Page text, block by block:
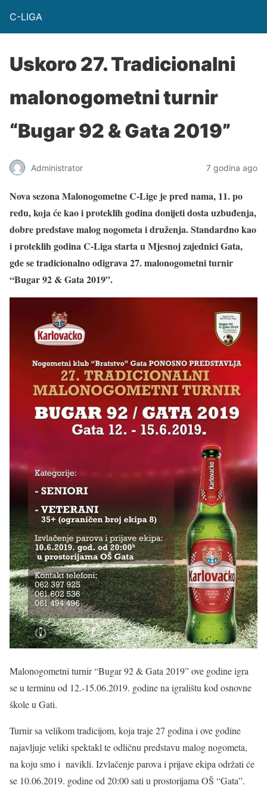
C-LIGA
Uskoro 27. Tradicionalni
malonogometni turnir
“Bugar 92 & Gata 2019”
Administrator 7 godina ago
Nova sezona Malonogometne C-Lige je pred nama, 11. po
redu, koja će kao i proteklih godina donijeti dosta uzbuđenja,
dobre predstave malog nogometa i druženja. Standardno kao
i proteklih godina C-Liga starta u Mjesnoj zajednici Gata,
gde se tradicionalno odigrava 27. malonogometni turnir
“Bugar 92 & Gata 2019”.
Malonogometni turnir “Bugar 92 & Gata 2019” ove godine igra
se u terminu od 12.-15.06.2019. godine na igralištu kod osnovne
škole u Gati.
Turnir sa velikom tradicijom, koja traje 27 godina i ove godine
najavljuje veliki spektakl te odličnu predstavu malog nogometa,
na koju smo i navikli. Izvlačenje parova i prijave ekipa održati će
se 10.06.2019. godine od 20:00 sati u prostorijama OŠ “Gata”.